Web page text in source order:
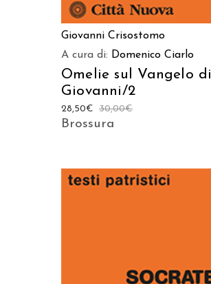
Giovanni Crisostomo
A cura di: Domenico Ciarlo
Omelie sul Vangelo di
Giovanni/2
30,00€
28,50€
Brossura